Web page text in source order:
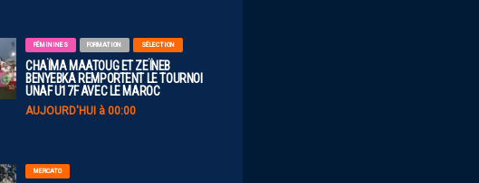
FÉMININES FORMATION SÉLECTION
CHAÏMA MAATOUG ET ZEÏNEB
BENYEBKA REMPORTENT LE TOURNOI
UNAF U17F AVEC LE MAROC
AUJOURD'HUI à 00:00
MERCATO